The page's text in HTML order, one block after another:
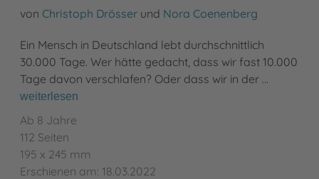
von Christoph Drösser und Nora Coenenberg
Ein Mensch in Deutschland lebt durchschnittlich
30.000 Tage. Wer hätte gedacht, dass wir fast 10.000
Tage davon verschlafen? Oder dass wir in der …
weiterlesen
Ab 8 Jahre
112 Seiten
195 x 245 mm
Erschienen am: 18.03.2022